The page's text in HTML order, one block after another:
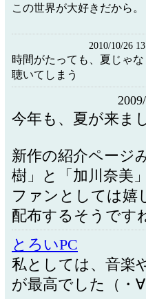
この世界が大好きだから。
2010/10/26
時間がたっても、夏じゃ
聴いてしまう
今年も、夏が来ま
新作の紹介ページ
樹」と「加川奈美
ファンとしては嬉
配布するそうです
とろいPC
私としては、音楽
が最高でした（・